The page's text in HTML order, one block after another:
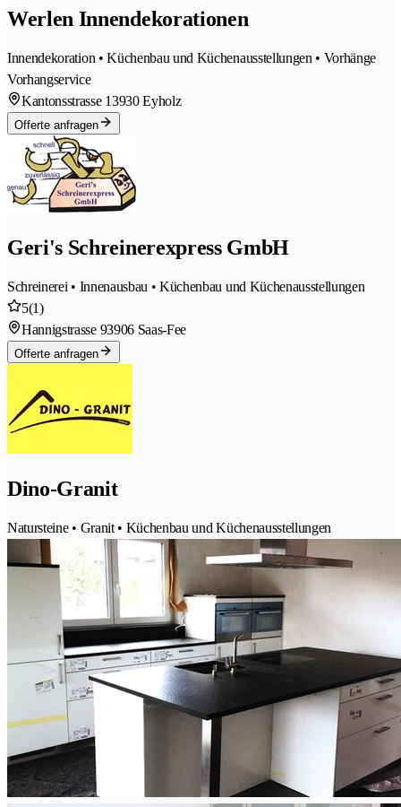
Werlen Innendekorationen
Innendekoration • Küchenbau und Küchenausstellungen • Vorhänge
Vorhangservice
Kantonsstrasse 13930 Eyholz
Offerte anfragen
Geri's Schreinerexpress GmbH
Schreinerei • Innenausbau • Küchenbau und Küchenausstellungen
5(1)
Hannigstrasse 93906 Saas-Fee
Offerte anfragen
Dino-Granit
Natursteine • Granit • Küchenbau und Küchenausstellungen